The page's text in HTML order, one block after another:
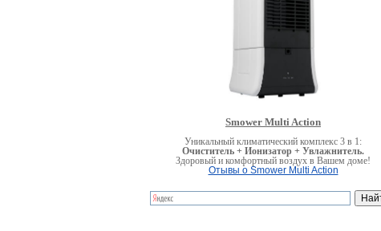
Smower Multi Action
Уникальный климатический комплекс 3 в 1:
Очиститель + Ионизатор + Увлажнитель.
Здоровый и комфортный воздух в Вашем доме!
Отывы о Smower Multi Action